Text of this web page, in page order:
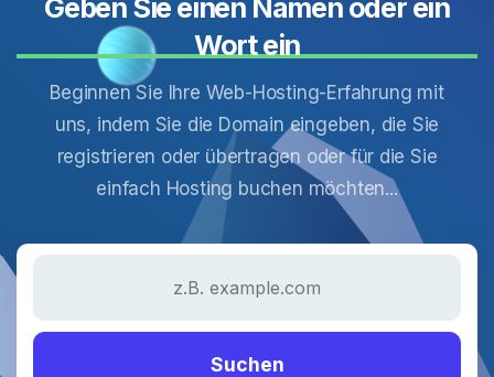
Geben Sie einen Namen oder ein
Wort ein
Beginnen Sie Ihre Web-Hosting-Erfahrung mit
uns, indem Sie die Domain eingeben, die Sie
registrieren oder übertragen oder für die Sie
einfach Hosting buchen möchten...
Suchen